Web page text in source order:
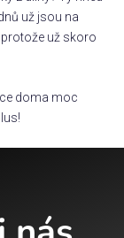
už jsou na
protože už skoro
doma moc